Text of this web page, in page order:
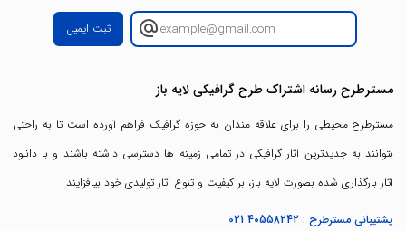
ثبت ایمیل
مسترطرح رسانه اشتراک طرح گرافیکی لایه باز
مسترطرح محیطی را برای علاقه مندان به حوزه گرافیک فراهم آورده است تا به راحتی
بتوانند به جدیدترین آثار گرافیکی در تمامی زمینه ها دسترسی داشته باشند و با دانلود
آثار بارگذاری شده بصورت لایه باز، بر کیفیت و تنوع آثار تولیدی خود بیافزایند
پشتیبانی مسترطرح : 021 40558242